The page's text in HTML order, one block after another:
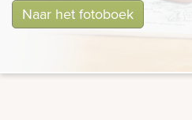
Naar het fotoboek